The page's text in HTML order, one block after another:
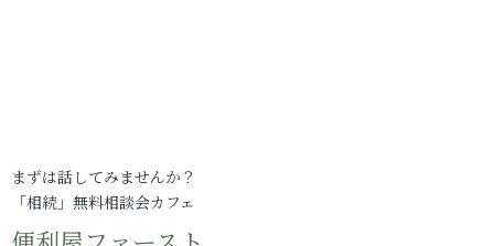
まずは話してみませんか？
「相続」無料相談会カフェ